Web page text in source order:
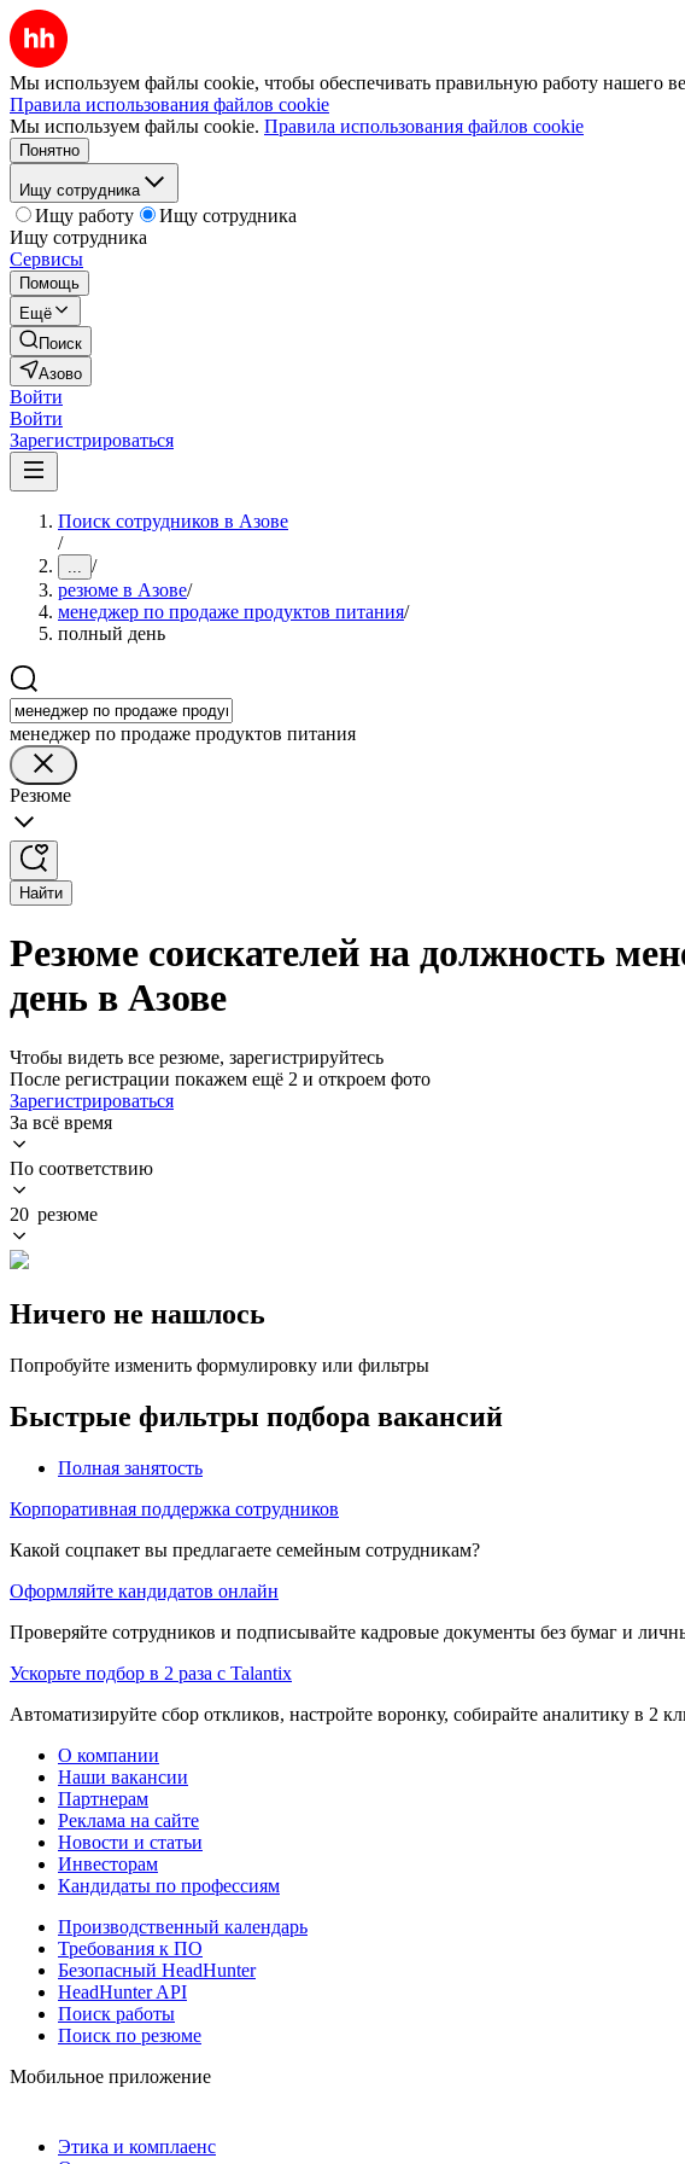
Мы используем файлы cookie, чтобы обеспечивать правильную работу нашего
Правила использования файлов cookie
Мы используем файлы cookie. Правила использования файлов cookie
Понятно
Ищу сотрудника
Ищу работу
Ищу сотрудника
Ищу сотрудника
Сервисы
Помощь
Ещё
Поиск
Азово
Войти
Войти
Зарегистрироваться
Поиск сотрудников в Азове
/
... /
резюме в Азове/
менеджер по продаже продуктов питания/
полный день
менеджер по продаже продуктов питания
Резюме
Найти
Резюме соискателей на должность
день в Азове
Чтобы видеть все резюме, зарегистрируйтесь
После регистрации покажем ещё 2 и откроем фото
Зарегистрироваться
За всё время
По соответствию
20 резюме
Ничего не нашлось
Попробуйте изменить формулировку или фильтры
Быстрые фильтры подбора вакансий
Полная занятость
Корпоративная поддержка сотрудников
Какой соцпакет вы предлагаете семейным сотрудникам?
Оформляйте кандидатов онлайн
Проверяйте сотрудников и подписывайте кадровые документы без бумаг и
Ускорьте подбор в 2 раза с Talantix
Автоматизируйте сбор откликов, настройте воронку, собирайте аналитику в 2
О компании
Наши вакансии
Партнерам
Реклама на сайте
Новости и статьи
Инвесторам
Кандидаты по профессиям
Производственный календарь
Требования к ПО
Безопасный HeadHunter
HeadHunter API
Поиск работы
Поиск по резюме
Мобильное приложение
Этика и комплаенс